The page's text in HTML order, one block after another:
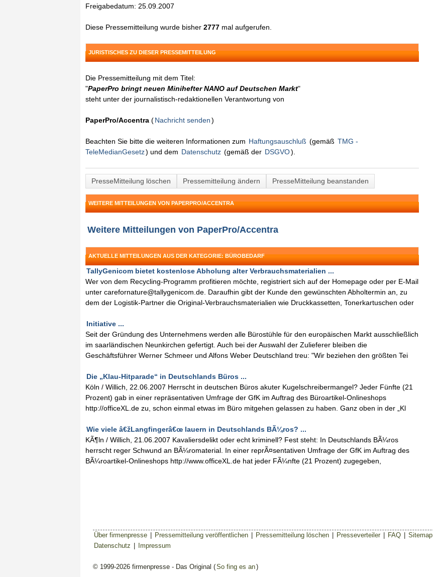
Freigabedatum: 25.09.2007
Diese Pressemitteilung wurde bisher 2777 mal aufgerufen.
JURISTISCHES ZU DIESER PRESSEMITTEILUNG
Die Pressemitteilung mit dem Titel:
"PaperPro bringt neuen Minihefter NANO auf Deutschen Markt"
steht unter der journalistisch-redaktionellen Verantwortung von
PaperPro/Accentra (Nachricht senden)
Beachten Sie bitte die weiteren Informationen zum Haftungsauschluß (gemäß TMG -
TeleMedianGesetz) und dem Datenschutz (gemäß der DSGVO).
PresseMitteilung löschen Pressemitteilung ändern PresseMitteilung beanstanden
WEITERE MITTEILUNGEN VON PAPERPRO/ACCENTRA
Weitere Mitteilungen von PaperPro/Accentra
AKTUELLE MITTEILUNGEN AUS DER KATEGORIE: BÜROBEDARF
TallyGenicom bietet kostenlose Abholung alter Verbrauchsmaterialien ...
Wer von dem Recycling-Programm profitieren möchte, registriert sich auf der Homepage oder per E-Mail
unter carefornature@tallygenicom.de. Daraufhin gibt der Kunde den gewünschten Abholtermin an, zu
dem der Logistik-Partner die Original-Verbrauchsmaterialien wie Druckkassetten, Tonerkartuschen oder
Initiative ...
Seit der Gründung des Unternehmens werden alle Bürostühle für den europäischen Markt ausschließlich
im saarländischen Neunkirchen gefertigt. Auch bei der Auswahl der Zulieferer bleiben die
Geschäftsführer Werner Schmeer und Alfons Weber Deutschland treu: "Wir beziehen den größten Tei
Die „Klau-Hitparade“ in Deutschlands Büros ...
Köln / Willich, 22.06.2007 Herrscht in deutschen Büros akuter Kugelschreibermangel? Jeder Fünfte (21
Prozent) gab in einer repräsentativen Umfrage der GfK im Auftrag des Büroartikel-Onlineshops
http://officeXL.de zu, schon einmal etwas im Büro mitgehen gelassen zu haben. Ganz oben in der „Kl
Wie viele â€žLangfingerâ€œ lauern in Deutschlands BÃ¼ros? ...
KÃ¶ln / Willich, 21.06.2007 Kavaliersdelikt oder echt kriminell? Fest steht: In Deutschlands BÃ¼ros
herrscht reger Schwund an BÃ¼romaterial. In einer reprÃ¤sentativen Umfrage der GfK im Auftrag des
BÃ¼roartikel-Onlineshops http://www.officeXL.de hat jeder FÃ¼nfte (21 Prozent) zugegeben,
Über firmenpresse Pressemitteilung veröffentlichen Pressemitteilung löschen Presseverteiler FAQ Sitemap
Datenschutz
Impressum
© 1999-2026 firmenpresse - Das Original (So fing es an)